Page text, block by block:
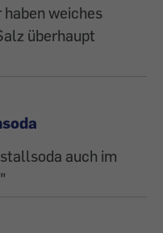
weiches
überhaupt
auch im